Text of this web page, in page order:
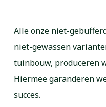
Alle onze niet-
niet-gewassen
tuinbouw, produceren
Hiermee garanderen
succes.